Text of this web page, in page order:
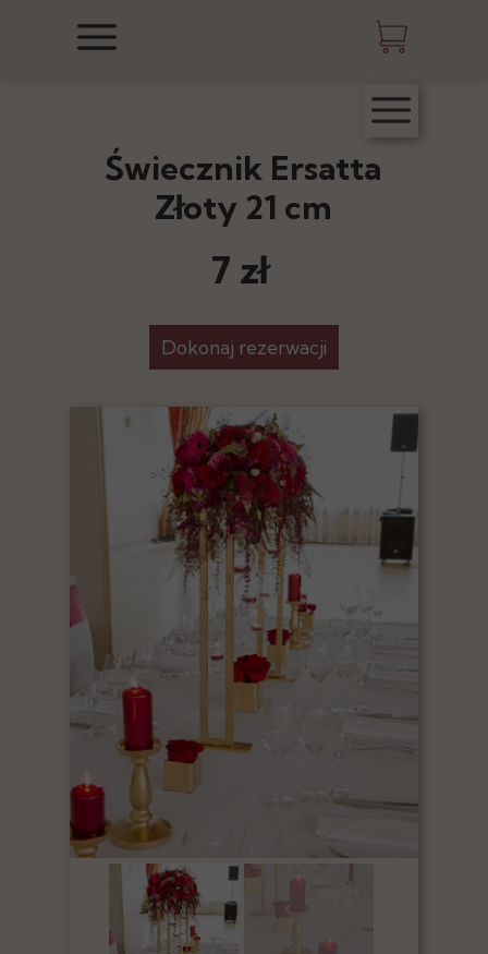
Świecznik Ersatta
Złoty 21 cm
7 zł
Dokonaj rezerwacji